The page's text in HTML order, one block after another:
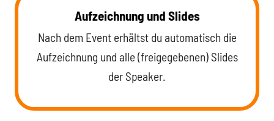
Aufzeichnung und Slides
Nach dem Event erhältst du automatisch die
Aufzeichnung und alle (freigegebenen) Slides
der Speaker.